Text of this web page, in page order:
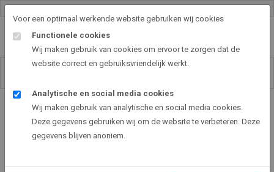
Voor een optimaal werkende website gebruiken wij cookies
Functionele cookies
Wij maken gebruik van cookies om ervoor te zorgen dat de
website correct en gebruiksvriendelijk werkt.
Analytische en social media cookies
Wij maken gebruik van analytische en social media cookies.
Deze gegevens gebruiken wij om de website te verbeteren. Deze
gegevens blijven anoniem.
Art2EXPO GallerySHOP - de leukste kunst cadeau ideeën
Gerbera